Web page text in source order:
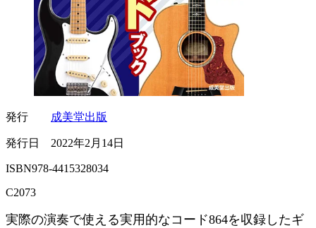
発行 成美堂出版
発行日 2022年2月14日
ISBN978-4415328034
C2073
実際の演奏で使える実用的なコード864を収録したギ